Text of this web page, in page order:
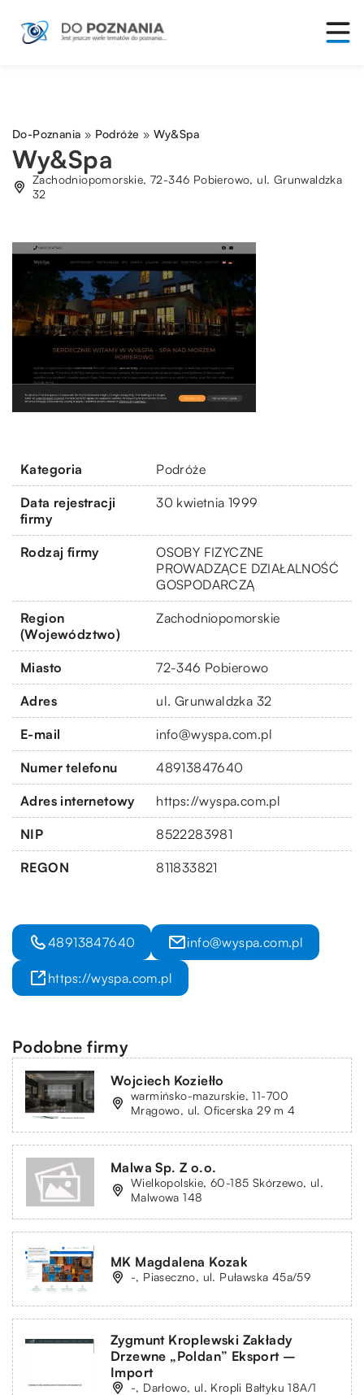
Do-Poznania » Podróże » Wy&Spa
Wy&Spa
Zachodniopomorskie, 72-346 Pobierowo, ul. Grunwaldzka
32
Kategoria Podróże
Data rejestracji
firmy
30 kwietnia 1999
Rodzaj firmy
OSOBY FIZYCZNE
PROWADZĄCE DZIAŁALNOŚĆ
GOSPODARCZĄ
Region
(Województwo)
Zachodniopomorskie
Miasto 72-346 Pobierowo
Adres ul. Grunwaldzka 32
E-mail info@wyspa.com.pl
Numer telefonu 48913847640
Adres internetowy https://wyspa.com.pl
NIP 8522283981
REGON 811833821
48913847640 info@wyspa.com.pl
https://wyspa.com.pl
Podobne firmy
Wojciech Koziełło
warmińsko-mazurskie, 11-700
Mrągowo, ul. Oficerska 29 m 4
Malwa Sp. Z o.o.
Wielkopolskie, 60-185 Skórzewo, ul.
Malwowa 148
MK Magdalena Kozak
-, Piaseczno, ul. Puławska 45a/59
Zygmunt Kroplewski Zakłady
Drzewne „Poldan” Eksport –
Import
-, Darłowo, ul. Kropli Bałtyku 18A/1